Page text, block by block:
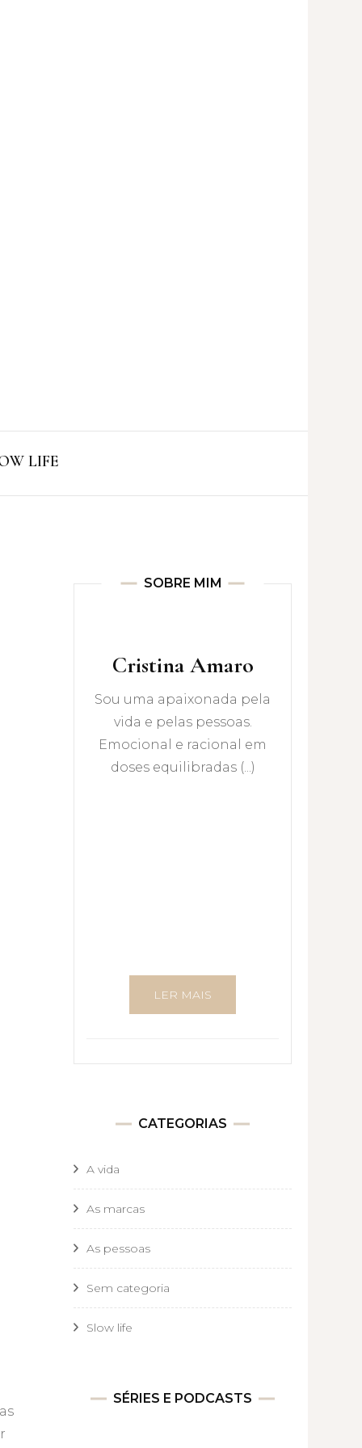
LIFE
SOBRE MIM
Cristina Amaro
Sou uma apaixonada pela
vida e pelas pessoas.
Emocional e racional em
doses equilibradas (...)
LER MAIS
CATEGORIAS
A vida
As marcas
As pessoas
Sem categoria
Slow life
SÉRIES E PODCASTS